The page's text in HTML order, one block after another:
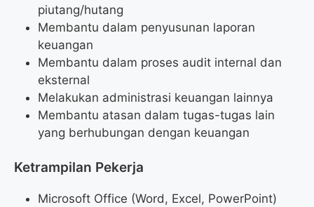
piutang/hutang
Membantu dalam penyusunan laporan
keuangan
Membantu dalam proses audit internal dan
eksternal
Melakukan administrasi keuangan lainnya
Membantu atasan dalam tugas-tugas lain
yang berhubungan dengan keuangan
Ketrampilan Pekerja
Microsoft Office (Word, Excel, PowerPoint)